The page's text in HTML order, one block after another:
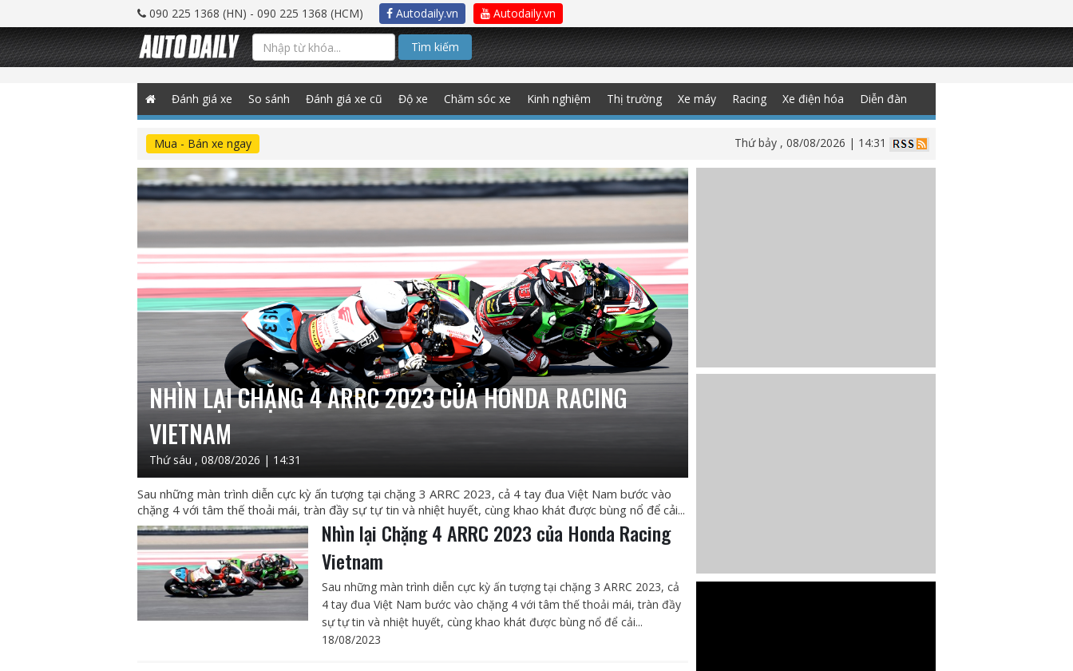
090 225 1368 (HN) - 090 225 1368 (HCM) Autodaily.vn Autodaily.vn
Tìm kiếm
Đánh giá xe So sánh Đánh giá xe cũ Độ xe Chăm sóc xe Kinh nghiệm Thị trường Xe máy Racing Xe điện hóa Diễn đàn
Mua - Bán xe ngay Thứ bảy , 08/08/2026 | 14:31
NHÌN LẠI CHẶNG 4 ARRC 2023 CỦA HONDA RACING
VIETNAM
Thứ sáu , 08/08/2026 | 14:31
Sau những màn trình diễn cực kỳ ấn tượng tại chặng 3 ARRC 2023, cả 4 tay đua Việt Nam bước vào
chặng 4 với tâm thế thoải mái, tràn đầy sự tự tin và nhiệt huyết, cùng khao khát được bùng nổ để cải...
Nhìn lại Chặng 4 ARRC 2023 của Honda Racing
Vietnam
Sau những màn trình diễn cực kỳ ấn tượng tại chặng 3 ARRC 2023, cả
4 tay đua Việt Nam bước vào chặng 4 với tâm thế thoải mái, tràn đầy
sự tự tin và nhiệt huyết, cùng khao khát được bùng nổ để cải...
18/08/2023